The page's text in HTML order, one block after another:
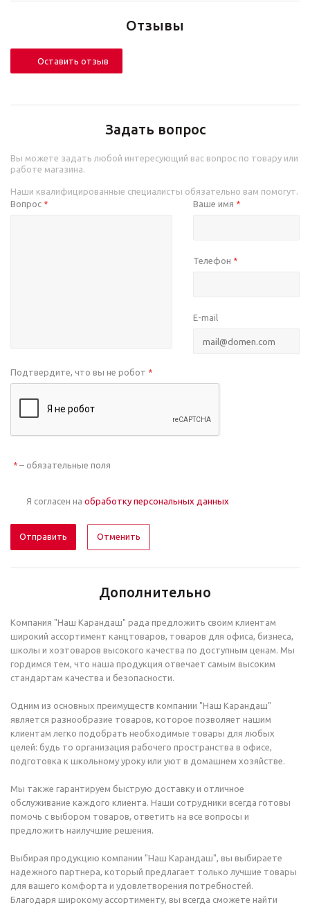
Отзывы
Оставить отзыв
Задать вопрос
Вы можете задать любой интересующий вас вопрос по товару или
работе магазина.
Наши квалифицированные специалисты обязательно вам помогут.
Вопрос * Ваше имя *
Телефон *
E-mail
Подтвердите, что вы не робот *
* – обязательные поля
Я согласен на обработку персональных данных
Отменить
Дополнительно
Компания "Наш Карандаш" рада предложить своим клиентам
широкий ассортимент канцтоваров, товаров для офиса, бизнеса,
школы и хозтоваров высокого качества по доступным ценам. Мы
гордимся тем, что наша продукция отвечает самым высоким
стандартам качества и безопасности.
Одним из основных преимуществ компании "Наш Карандаш"
является разнообразие товаров, которое позволяет нашим
клиентам легко подобрать необходимые товары для любых
целей: будь то организация рабочего пространства в офисе,
подготовка к школьному уроку или уют в домашнем хозяйстве.
Мы также гарантируем быструю доставку и отличное
обслуживание каждого клиента. Наши сотрудники всегда готовы
помочь с выбором товаров, ответить на все вопросы и
предложить наилучшие решения.
Выбирая продукцию компании "Наш Карандаш", вы выбираете
надежного партнера, который предлагает только лучшие товары
для вашего комфорта и удовлетворения потребностей.
Благодаря широкому ассортименту, вы всегда сможете найти